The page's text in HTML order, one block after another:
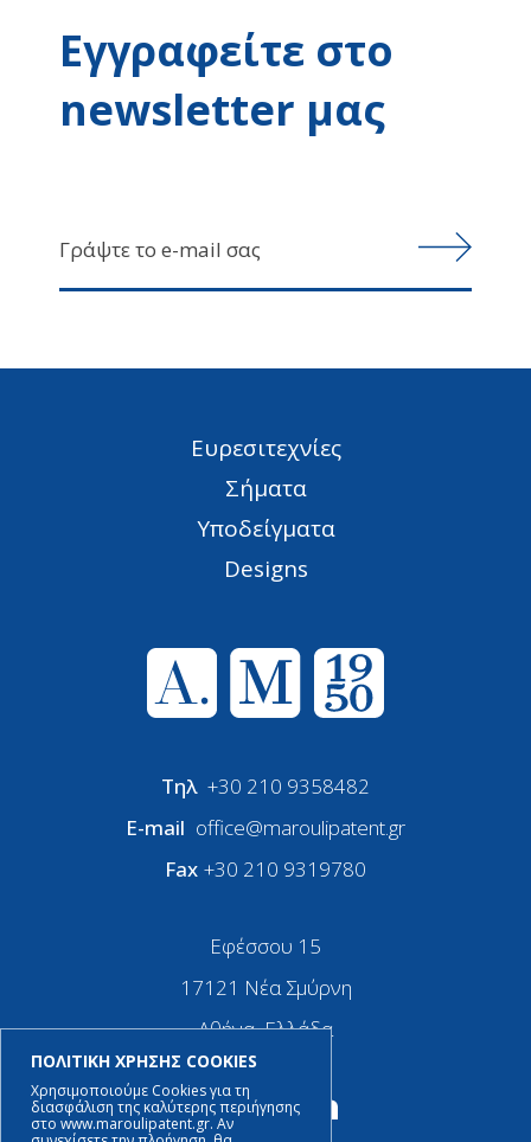
ΠΟΛΙΤΙΚΗ ΧΡΗΣΗΣ COOKIES
Χρησιμοποιούμε Cookies για τη
διασφάλιση της καλύτερης περιήγησης
στο www.maroulipatent.gr. Αν
Εγγραφείτε στο
newsletter μας
Ευρεσιτεχνίες
Σήματα
Υποδείγματα
Designs
Τηλ +30 210 9358482
E-mail office@maroulipatent.gr
Fax +30 210 9319780
Εφέσσου 15
17121 Νέα Σμύρνη
Αθήνα, Ελλάδα